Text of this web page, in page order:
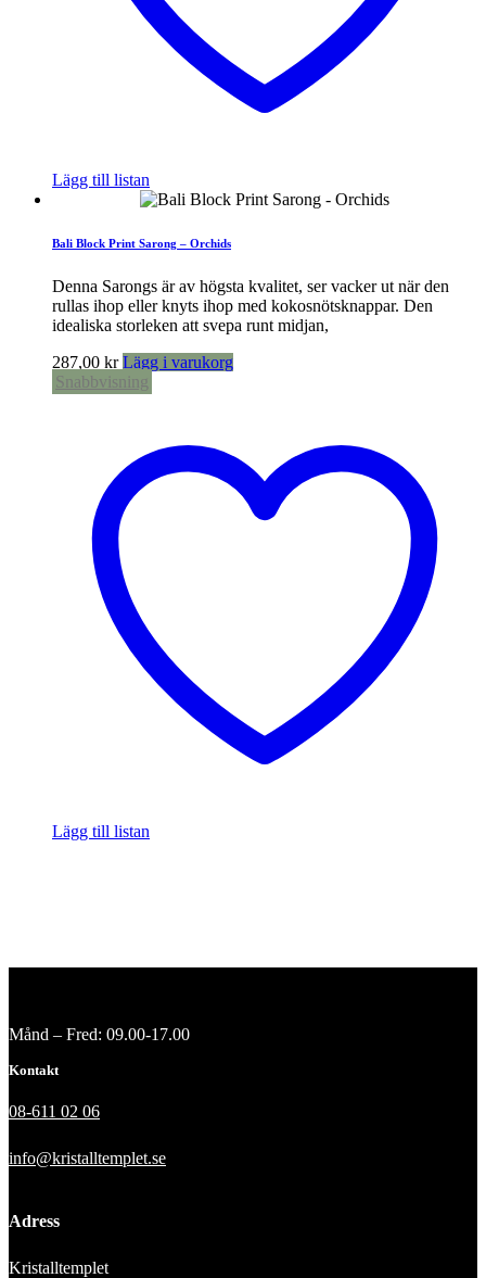
Lägg till listan
Bali Block Print Sarong – Orchids
Denna Sarongs är av högsta kvalitet, ser vacker ut när den
rullas ihop eller knyts ihop med kokosnötsknappar. Den
idealiska storleken att svepa runt midjan,
287,00 kr Lägg i varukorg
Snabbvisning
Lägg till listan
Månd – Fred: 09.00-17.00
Kontakt
08-611 02 06
info@kristalltemplet.se
Adress
Kristalltemplet